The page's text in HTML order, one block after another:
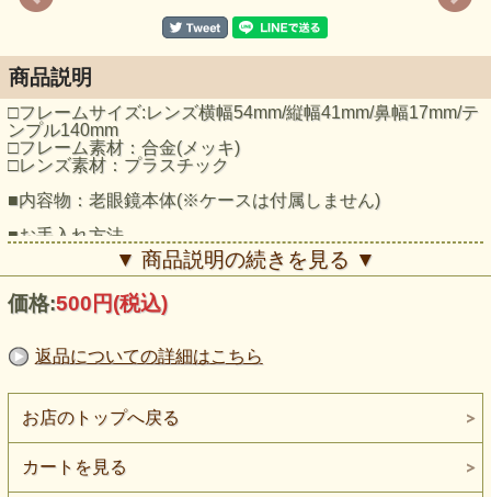
商品説明
□フレームサイズ:レンズ横幅54mm/縦幅41mm/鼻幅17mm/テ
ンプル140mm
□フレーム素材：合金(メッキ)
□レンズ素材：プラスチック
■内容物：老眼鏡本体(※ケースは付属しません)
■お手入れ方法
通常のメガネと同じように水洗いして下さい。
【度数の目安】
45歳～50歳 +1.00～+1.50
60歳～65歳 +2.50～+3.00
※度数目安は商品の付属する目安と異なる場合があります。
※目安は一般的に新聞を見る距離（約35cm前後）を想定
し、裸眼視力が1.0、乱視無の方を基準としています。
裸眼視力が0.9以下、1.2以上の方は目安度数から前後します
のでご注意ください。
※パソコン用としてご使用になる場合はゆるめの度数
▼ 商品説明の続きを見る ▼
価格:500円(税込)
返品についての詳細はこちら
お店のトップへ戻る
カートを見る